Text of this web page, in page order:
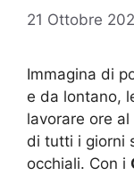
21 Ottobre
Immagina di
e da lontano,
lavorare ore
di tutti i giorni
occhiali. Con i